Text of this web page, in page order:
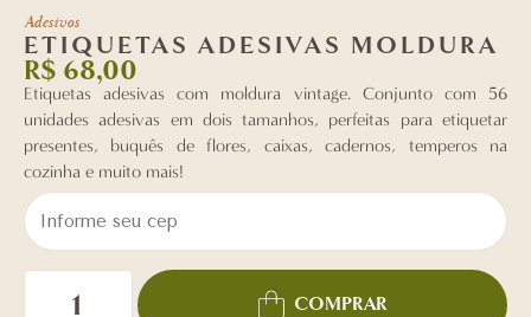
Adesivos
ETIQUETAS ADESIVAS MOLDURA
R$ 68,00
Etiquetas adesivas com moldura vintage. Conjunto com 56
unidades adesivas em dois tamanhos, perfeitas para etiquetar
presentes, buquês de flores, caixas, cadernos, temperos na
cozinha e muito mais!
COMPRAR